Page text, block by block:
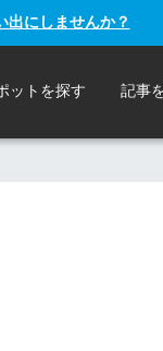
にしませんか？
ットを探す 記事